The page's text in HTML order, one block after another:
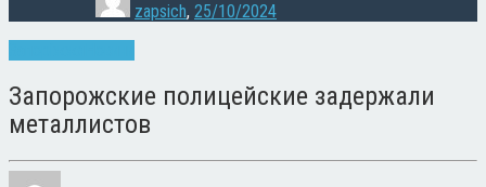
zapsich, 25/10/2024
Запорожские полицейские задержали
металлистов